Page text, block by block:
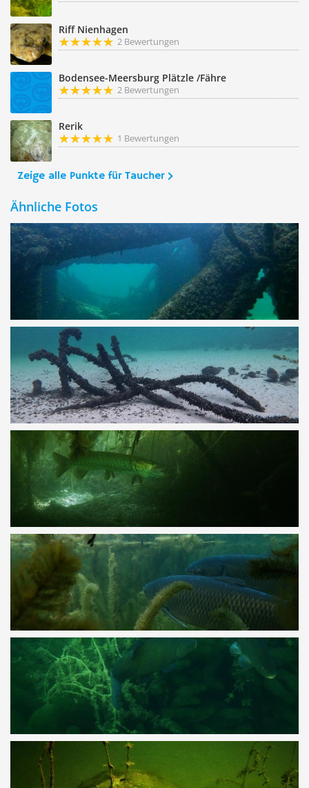
Riff Nienhagen
2 Bewertungen
Bodensee-Meersburg Plätzle /Fähre
2 Bewertungen
Rerik
1 Bewertungen
Zeige alle Punkte für Taucher
Ähnliche Fotos